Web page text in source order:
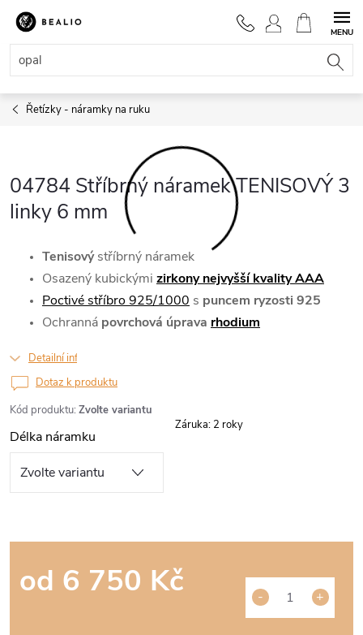
Přejít
obsah
NÁKUPNÍ
KOŠÍK
Řetízky - náramky na ruku
04784 Stříbrný náramek TENISOVÝ 3
linky 6 mm
Kód produktu: Zvolte variantu
Tenisovýstříbrný náramek
Osazený kubickými zirkony nejvyšší kvality AAA
Poctivé stříbro 925/1000 s puncem ryzosti 925
Ochranná povrchová úprava rhodium
Detailní informace
Délka náramku
od 6 750 Kč
Dotaz k produktu
Záruka: 2 roky